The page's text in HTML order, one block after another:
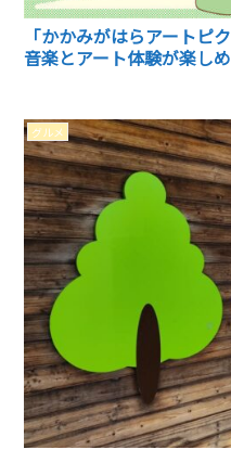
「かかみがはらアートピ
音楽とアート体験が楽し
グルメ